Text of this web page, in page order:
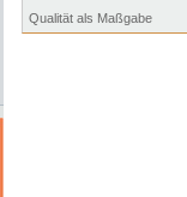
Qualität als Maßgabe